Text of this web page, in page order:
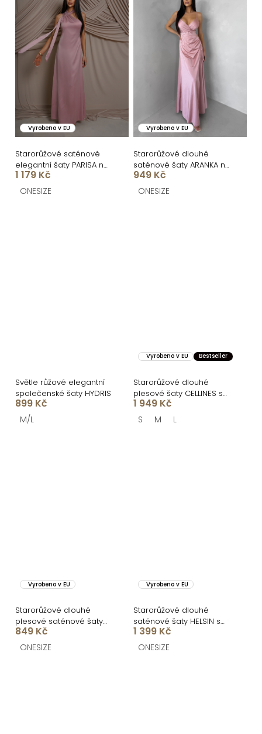
Vyrobeno v EU
Starorůžové saténové
elegantní šaty PARISA na
jedno rameno
1 179 Kč
ONESIZE
Vyrobeno v EU
Starorůžové dlouhé
saténové šaty ARANKA na
ramínka
949 Kč
ONESIZE
Světle růžové elegantní
společenské šaty HYDRIS
899 Kč
M/L
Vyrobeno v EU Bestseller
Starorůžové dlouhé
plesové šaty CELLINES se
šněrováním
1 949 Kč
S M L
Vyrobeno v EU
Starorůžové dlouhé
plesové saténové šaty
ZAYVIX
849 Kč
ONESIZE
Vyrobeno v EU
Starorůžové dlouhé
saténové šaty HELSIN s
výstřihem
1 399 Kč
ONESIZE